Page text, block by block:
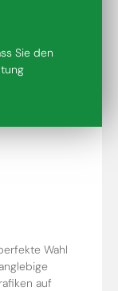
Sie den
Wahl
auf